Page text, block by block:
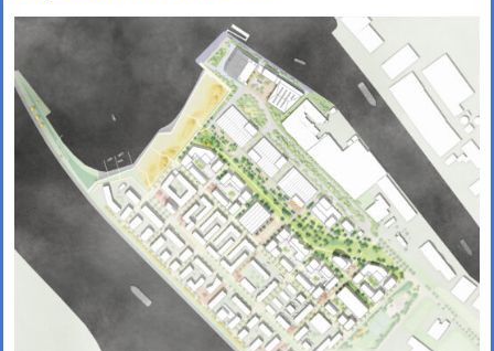
Talk im DAZ: „Wie geht
Wohnraumproduktion
einfach?“
Andreas Krauth diskutiert im Talk
„Wie geht Wohnraumproduktion
einfach?“ im Deutschen
Architekturzentrum (DAZ) am
28.05.2026 um 19 Uhr und stellt
als Input das
Genossenschaftsprojekt Das große
kleine Haus vor.